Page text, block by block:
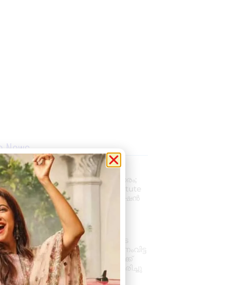
News
പ്രൊഫഷണൽ
അക്കൗണ്ടന്റാകാൻ അവസരം;
കിലിമാനൂരിൽ Elixer Institute
Of Accounting-ൽ അഡ്മിഷൻ
ആരംഭിച്ചു
August 6, 20263:37 pm
വാഹനം ഓടിക്കുന്നതിനിടെ
ഹൃദയാഘാതം; നിയന്ത്രണംവിട്ട
സ്കൂൾ ബസ് കെട്ടിടത്തിലേക്ക്
ഇടിച്ചുകയറി, ഡ്രൈവർ മരിച്ചു
August 5, 20267:39 pm